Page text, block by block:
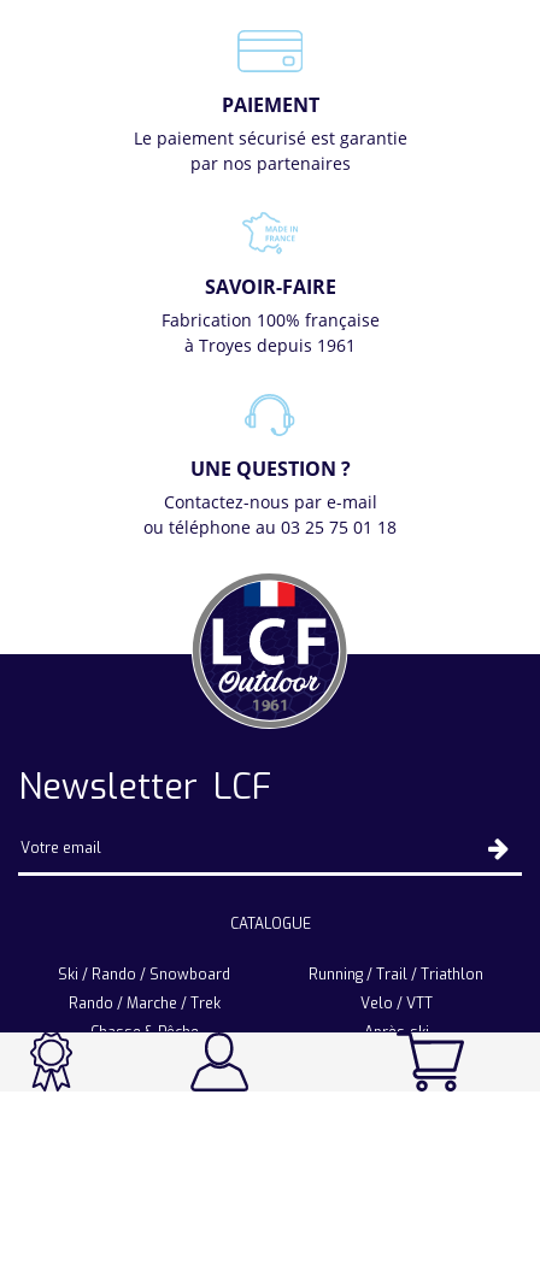
PAIEMENT
Le paiement sécurisé est garantie
par nos partenaires
SAVOIR-FAIRE
Fabrication 100% française
à Troyes depuis 1961
UNE QUESTION ?
Contactez-nous par e-mail
ou téléphone au 03 25 75 01 18
Newsletter LCF
CATALOGUE
Ski / Rando / Snowboard
Running / Trail / Triathlon
Rando / Marche / Trek
Velo / VTT
Chasse & Pêche
Après-ski
Sport Fashion